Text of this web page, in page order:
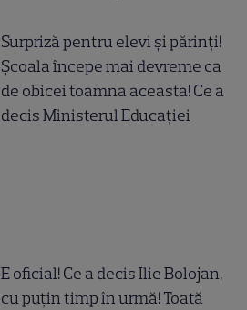
Surpriză pentru elevi și părinți!
Școala începe mai devreme ca
de obicei toamna aceasta! Ce a
decis Ministerul Educației
E oficial! Ce a decis Ilie Bolojan,
cu puțin timp în urmă! Toată